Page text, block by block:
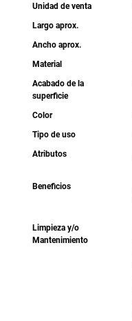
Unidad de venta
Largo aprox.
Ancho aprox.
Material
Acabado de la
superficie
Color
Tipo de uso
Atributos
Beneficios
Limpieza y/o
Mantenimiento